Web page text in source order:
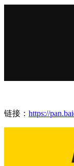
链接： https://